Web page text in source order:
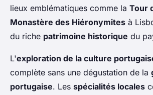
lieux emblématiques comme la Tour
Monastère des Hiéronymites à
du riche patrimoine historique du
L'exploration de la culture
complète sans une dégustation de la
portugaise. Les spécialités locales